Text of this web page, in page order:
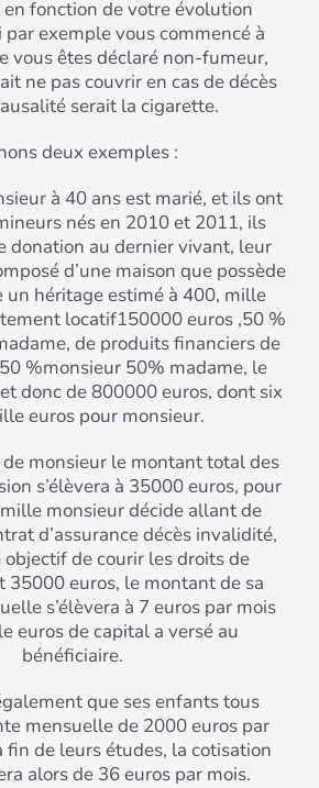
fonction de votre évolution
exemple vous commencé à
vous êtes déclaré non-fumeur,
ne pas couvrir en cas de décès
serait la cigarette.
deux exemples :
à 40 ans est marié, et ils ont
nés en 2010 et 2011, ils
donation au dernier vivant, leur
d’une maison que possède
un héritage estimé à 400, mille
locatif150000 euros ,50 %
de produits financiers de
%monsieur 50% madame, le
donc de 800000 euros, dont six
euros pour monsieur.
de monsieur le montant total des
s’élèvera à 35000 euros, pour
monsieur décide allant de
d’assurance décès invalidité,
objectif de courir les droits de
35000 euros, le montant de sa
s’élèvera à 7 euros par mois
euros de capital a versé au
bénéficiaire.
que ses enfants tous
mensuelle de 2000 euros par
fin de leurs études, la cotisation
alors de 36 euros par mois.